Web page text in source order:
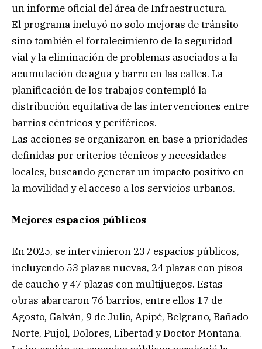
un informe oficial del área de Infraestructura.
El programa incluyó no solo mejoras de tránsito
sino también el fortalecimiento de la seguridad
vial y la eliminación de problemas asociados a la
acumulación de agua y barro en las calles. La
planificación de los trabajos contempló la
distribución equitativa de las intervenciones entre
barrios céntricos y periféricos.
Las acciones se organizaron en base a prioridades
definidas por criterios técnicos y necesidades
locales, buscando generar un impacto positivo en
la movilidad y el acceso a los servicios urbanos.
Mejores espacios públicos
En 2025, se intervinieron 237 espacios públicos,
incluyendo 53 plazas nuevas, 24 plazas con pisos
de caucho y 47 plazas con multijuegos. Estas
obras abarcaron 76 barrios, entre ellos 17 de
Agosto, Galván, 9 de Julio, Apipé, Belgrano, Bañado
Norte, Pujol, Dolores, Libertad y Doctor Montaña.